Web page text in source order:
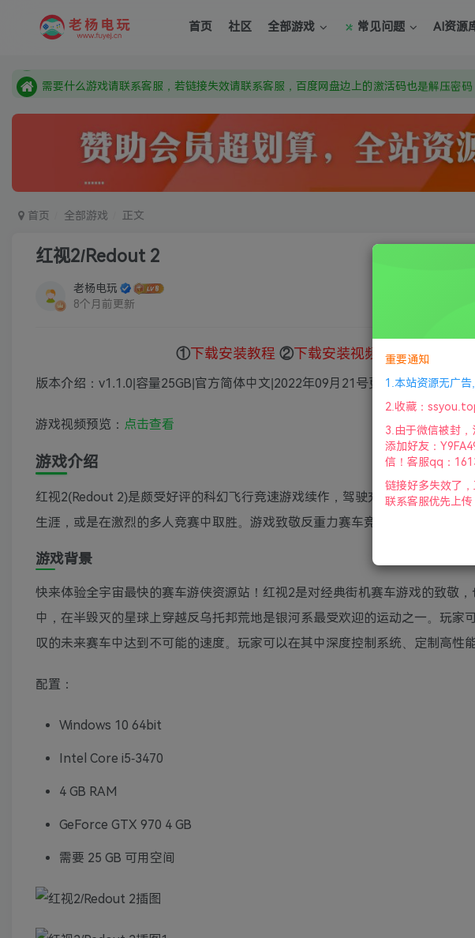
首页 社区 全部游戏 常见问题 AI资源
本站资源来自网络搜集，如有侵权，请联系删除：fuyej@qq.com 附上证书和内容链接
需要什么游戏请联系客服，若链接失效请联系客服，百度网盘边上的激活码也是解压密码
首页 全部游戏 正文
红视2/Redout 2
老杨电玩
8个月前更新
①下载安装教程 ②下载安装视频教程 ③
版本介绍：v1.1.0|容量25GB|官方简体中文|2022年09月21号更新
游戏视频预览： 点击查看
游戏介绍
红视2(Redout 2)是颇受好评的科幻飞行竞速游戏续作，驾驶充满未来色彩的
生涯，或是在激烈的多人竞赛中取胜。游戏致敬反重力赛车竞速游戏的经典之
游戏背景
快来体验全宇宙最快的赛车游侠资源站！红视2是对经典街机赛车游戏的致敬
中，在半毁灭的星球上穿越反乌托邦荒地是银河系最受欢迎的运动之一。玩家
叹的未来赛车中达到不可能的速度。玩家可以在其中深度控制系统、定制高性
配置：
Windows 10 64bit
Intel Core i5-3470
4 GB RAM
GeForce GTX 970 4 GB
需要 25 GB 可用空间
重要通知
1.本站资源无广告
2.收藏：
3.由于微信被封
添加好友：
信！客服qq：
链接好多失效了
联系客服优先上传